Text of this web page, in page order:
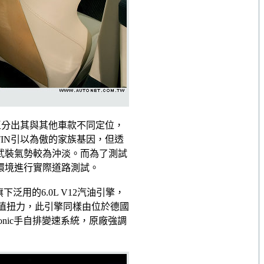
出其與其他車款不同定位，
引以為傲的家族基因，但透
裝氣勢較為沖淡。而為了測試
進行實際道路測試。
泛用的6.0L V12汽油引擎，
扭力，此引擎同樣由位於德國
手自排變速系統，原廠強調